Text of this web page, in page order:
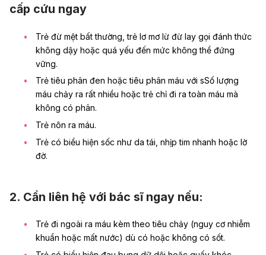
cấp cứu ngay
Trẻ đừ mệt bất thường, trẻ lơ mơ lừ đừ lay gọi đánh thức
không dậy hoặc quá yếu đến mức không thể đứng
vững.
Trẻ tiêu phân đen hoặc tiêu phân máu với sSố lượng
máu chảy ra rất nhiều hoặc trẻ chỉ đi ra toàn máu mà
không có phân.
Trẻ nôn ra máu.
Trẻ có biểu hiện sốc như da tái, nhịp tim nhanh hoặc lờ
đờ.
2. Cần liên hệ với bác sĩ ngay nếu:
Trẻ đi ngoài ra máu kèm theo tiêu chảy (nguy cơ nhiễm
khuẩn hoặc mất nước) dù có hoặc không có sốt.